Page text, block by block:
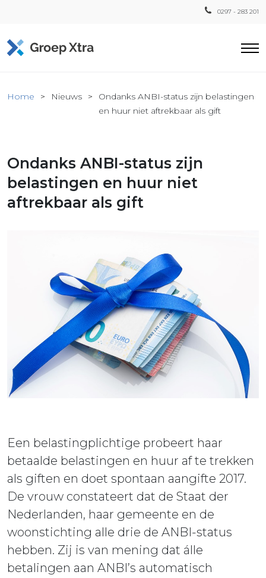
0297 - 283 201
Loon
Xtra
Home Nieuws
Ondanks ANBI-status zijn belastingen
en huur niet aftrekbaar als gift
Ondanks ANBI-status zijn
belastingen en huur niet
aftrekbaar als gift
Een belastingplichtige probeert haar
betaalde belastingen en huur af te trekken
als giften en doet spontaan aangifte 2017.
De vrouw constateert dat de Staat der
Nederlanden, haar gemeente en de
woonstichting alle drie de ANBI-status
hebben. Zij is van mening dat álle
betalingen aan ANBI’s automatisch